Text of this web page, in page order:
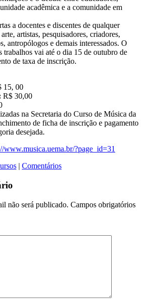
acadêmica e a comunidade em
a docentes e discentes de qualquer
artistas, pesquisadores, criadores,
antropólogos e demais interessados. O
trabalhos vai até o dia 15 de outubro de
de taxa de inscrição.
15, 00
R$ 30,00
na Secretaria do Curso de Música da
de ficha de inscrição e pagamento
desejada.
www.musica.uema.br/?page_id=31
| Comentários
não será publicado. Campos obrigatórios